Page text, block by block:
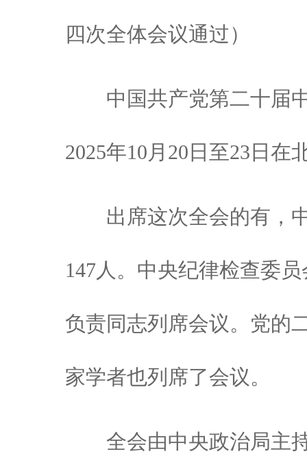
四次全体会议通过）
中国共产党第二十届中
2025年10月20日至23日在
出席这次全会的有，中
147人。中央纪律检查委
负责同志列席会议。党的
家学者也列席了会议。
全会由中央政治局主持